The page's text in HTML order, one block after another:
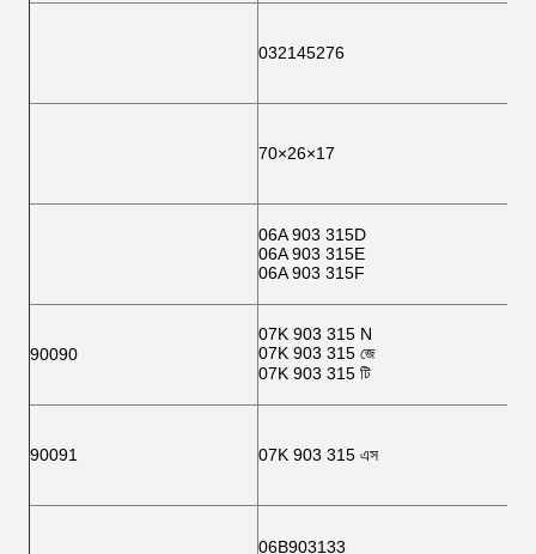
032145276
70×26×17
06A 903 315D
06A 903 315E
06A 903 315F
90090
07K 903 315 N
07K 903 315 জে
07K 903 315 টি
90091 07K 903 315 এস
06B903133